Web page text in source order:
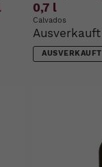
0,7 l
Calvados
Ausverkauft
AUSVERKAUFT